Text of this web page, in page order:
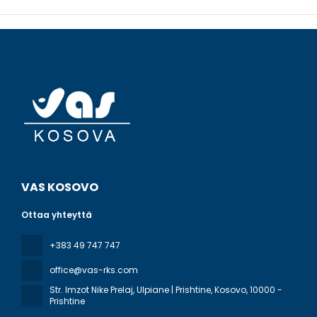
VAS KOSOVO
Ottaa yhteyttä
+383 49 747 747
office@vas-rks.com
Str. Imzot Nike Prelaj, Ulpiane | Prishtine, Kosovo, 10000 -
Prishtine